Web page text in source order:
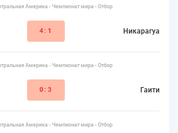
Америка - Чемпионат мира - Отбор
4: 1 Никарагуа
Америка - Чемпионат мира - Отбор
0:3 Гаити
Америка - Чемпионат мира - Отбор